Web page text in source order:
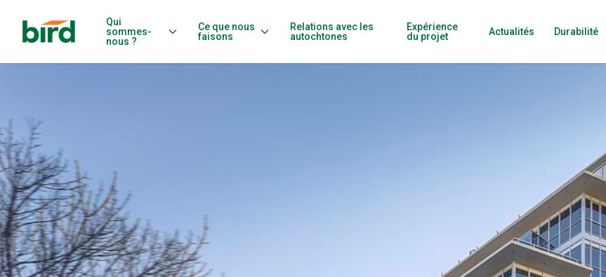
Qui
sommes-
nous ?
Ce que nous
faisons
Relations avec les
autochtones
Expérience
du projet
Actualités Durabilité